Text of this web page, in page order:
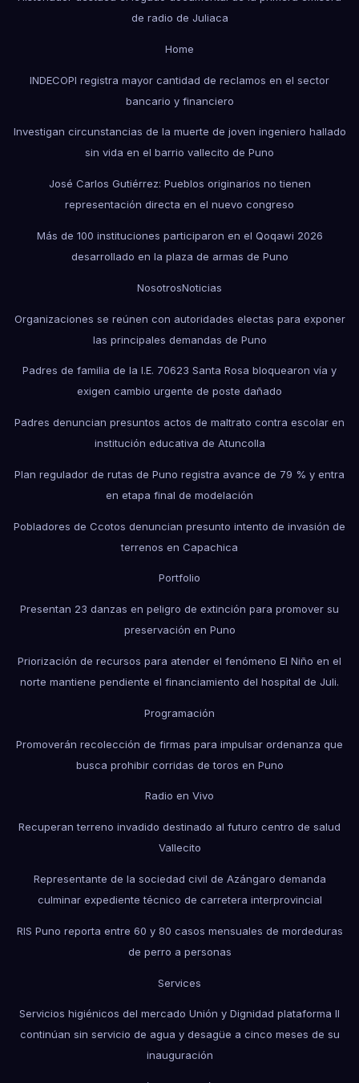
de radio de Juliaca
Home
INDECOPI registra mayor cantidad de reclamos en el sector
bancario y financiero
Investigan circunstancias de la muerte de joven ingeniero hallado
sin vida en el barrio vallecito de Puno
José Carlos Gutiérrez: Pueblos originarios no tienen
representación directa en el nuevo congreso
Más de 100 instituciones participaron en el Qoqawi 2026
desarrollado en la plaza de armas de Puno
NosotrosNoticias
Organizaciones se reúnen con autoridades electas para exponer
las principales demandas de Puno
Padres de familia de la I.E. 70623 Santa Rosa bloquearon vía y
exigen cambio urgente de poste dañado
Padres denuncian presuntos actos de maltrato contra escolar en
institución educativa de Atuncolla
Plan regulador de rutas de Puno registra avance de 79 % y entra
en etapa final de modelación
Pobladores de Ccotos denuncian presunto intento de invasión de
terrenos en Capachica
Portfolio
Presentan 23 danzas en peligro de extinción para promover su
preservación en Puno
Priorización de recursos para atender el fenómeno El Niño en el
norte mantiene pendiente el financiamiento del hospital de Juli.
Programación
Promoverán recolección de firmas para impulsar ordenanza que
busca prohibir corridas de toros en Puno
Radio en Vivo
Recuperan terreno invadido destinado al futuro centro de salud
Vallecito
Representante de la sociedad civil de Azángaro demanda
culminar expediente técnico de carretera interprovincial
RIS Puno reporta entre 60 y 80 casos mensuales de mordeduras
de perro a personas
Services
Servicios higiénicos del mercado Unión y Dignidad plataforma II
continúan sin servicio de agua y desagüe a cinco meses de su
inauguración